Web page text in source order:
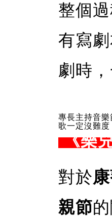
整個
有寫
劇時
專長主持音
歌一定沒難度
《樂
對於
親節